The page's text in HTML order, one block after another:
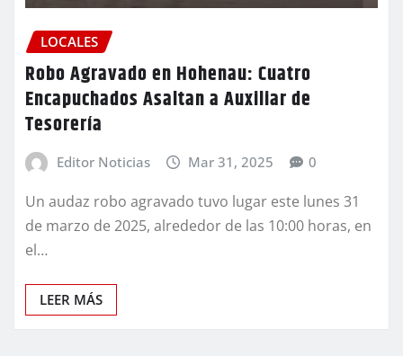
LOCALES
Robo Agravado en Hohenau: Cuatro
Encapuchados Asaltan a Auxiliar de
Tesorería
Editor Noticias Mar 31, 2025 0
Un audaz robo agravado tuvo lugar este lunes 31
de marzo de 2025, alrededor de las 10:00 horas, en
el…
LEER MÁS